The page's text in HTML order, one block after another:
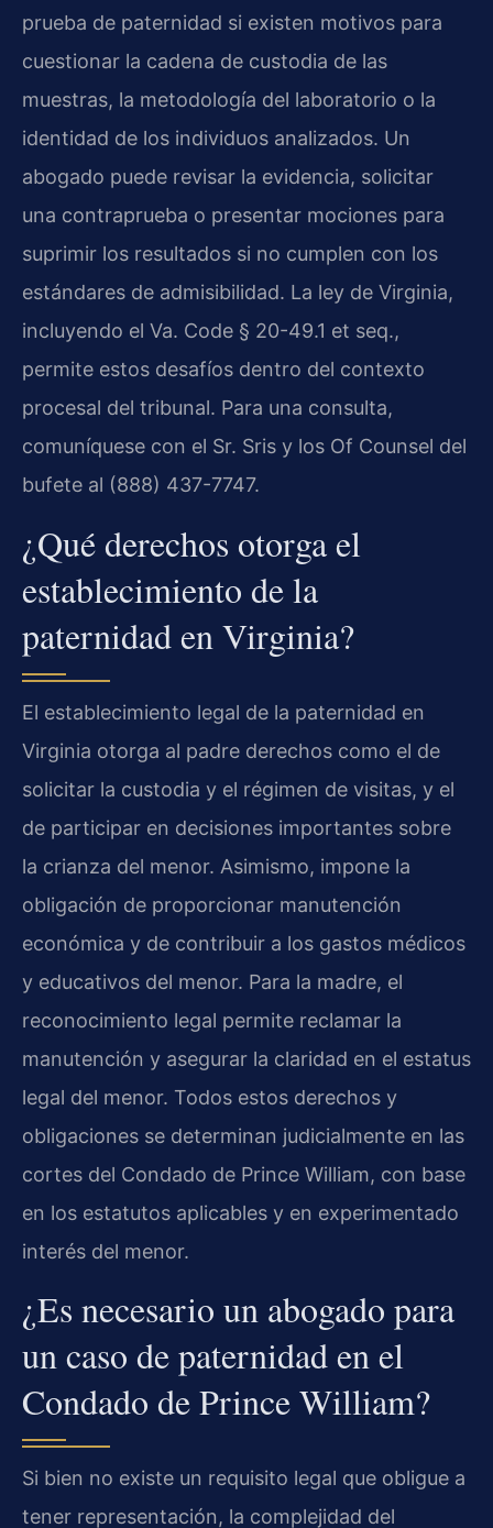
prueba de paternidad si existen motivos para
cuestionar la cadena de custodia de las
muestras, la metodología del laboratorio o la
identidad de los individuos analizados. Un
abogado puede revisar la evidencia, solicitar
una contraprueba o presentar mociones para
suprimir los resultados si no cumplen con los
estándares de admisibilidad. La ley de Virginia,
incluyendo el Va. Code § 20-49.1 et seq.,
permite estos desafíos dentro del contexto
procesal del tribunal. Para una consulta,
comuníquese con el Sr. Sris y los Of Counsel del
bufete al (888) 437-7747.
¿Qué derechos otorga el
establecimiento de la
paternidad en Virginia?
El establecimiento legal de la paternidad en
Virginia otorga al padre derechos como el de
solicitar la custodia y el régimen de visitas, y el
de participar en decisiones importantes sobre
la crianza del menor. Asimismo, impone la
obligación de proporcionar manutención
económica y de contribuir a los gastos médicos
y educativos del menor. Para la madre, el
reconocimiento legal permite reclamar la
manutención y asegurar la claridad en el estatus
legal del menor. Todos estos derechos y
obligaciones se determinan judicialmente en las
cortes del Condado de Prince William, con base
en los estatutos aplicables y en experimentado
interés del menor.
¿Es necesario un abogado para
un caso de paternidad en el
Condado de Prince William?
Si bien no existe un requisito legal que obligue a
tener representación, la complejidad del